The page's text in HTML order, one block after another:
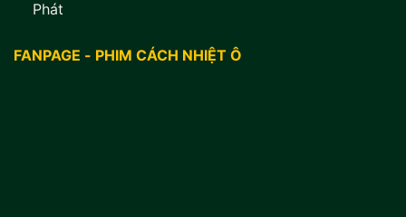
Phát
FANPAGE - PHIM CÁCH NHIỆT Ô